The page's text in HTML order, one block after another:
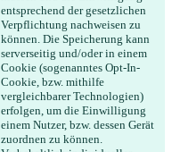
entsprechend der gesetzlichen
Verpflichtung nachweisen zu
können. Die Speicherung kann
serverseitig und/oder in einem
Cookie (sogenanntes Opt-In-
Cookie, bzw. mithilfe
vergleichbarer Technologien)
erfolgen, um die Einwilligung
einem Nutzer, bzw. dessen Gerät
zuordnen zu können.